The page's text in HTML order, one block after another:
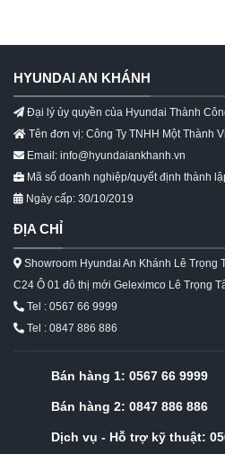
HYUNDAI AN KHÁNH
Đại lý ủy quyền của Hyundai Thành
Tên đơn vị: Công Ty TNHH Một Thành
Email: info@hyundaiankhanh.vn
Mã số doanh nghiệp/quyết định thành
Ngày cấp: 30/10/2019
ĐỊA CHỈ
Showroom Hyundai An Khánh Lê Trọng
C24 Ô 01 đô thị mới Geleximco Lê Trọng
Tel : 0567 66 9999
Tel : 0847 886 886
Bán hàng 1: 0567 66 9999
Bán hàng 2: 0847 886 886
Dịch vụ - Hỗ trợ kỹ thuật: